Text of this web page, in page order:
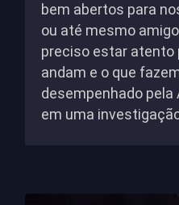
bem abertos para
ou até mesmo
preciso estar atento
andam e o que
desempenhado
em uma